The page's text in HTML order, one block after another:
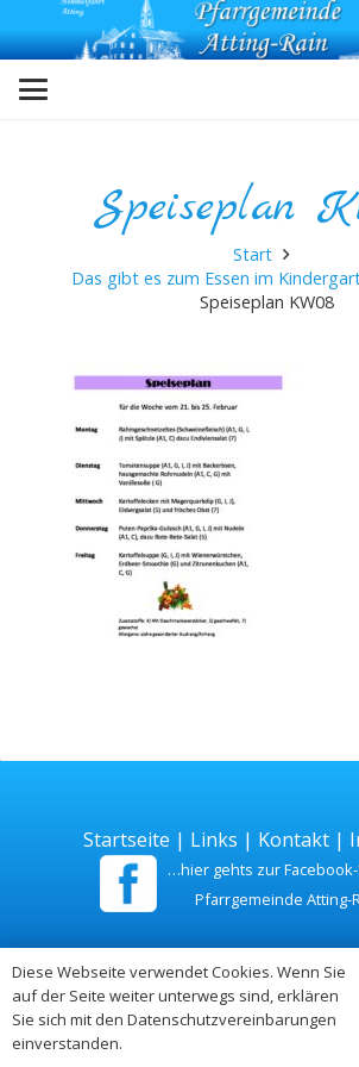
Speiseplan
Start
Das gibt es zum Essen im
Speiseplan KW08
Startseite | Links | Kontakt|
…hier gehts zur
Pfarrgemeinde Atting-
Diese Webseite verwendet Cookies. Wenn Sie
auf der Seite weiter unterwegs sind, erklären
Sie sich mit den Datenschutzvereinbarungen
einverstanden.